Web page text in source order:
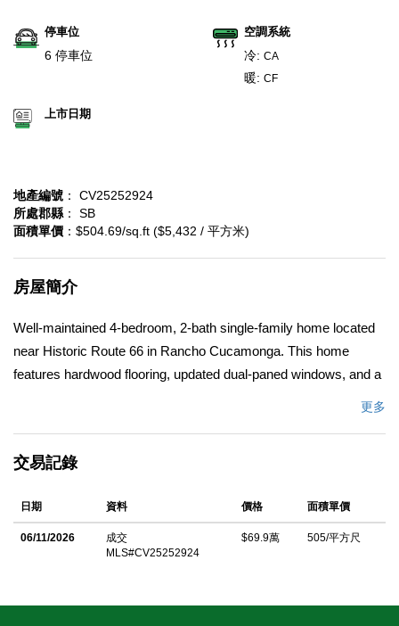
停車位
6 停車位
空調系統
冷: CA
暖: CF
上市日期
地產編號 ： CV25252924
所處郡縣 ： SB
面積單價 ：$504.69/sq.ft ($5,432 / 平方米)
房屋簡介
Well-maintained 4-bedroom, 2-bath single-family home located
near Historic Route 66 in Rancho Cucamonga. This home
features hardwood flooring, updated dual-paned windows, and a
2-car attached garage provides convenient parking and
and local amenities, this property offers a great combination of
comfort and location in a desirable Rancho Cucamonga
更多
交易記錄
日期 資料 價格 面積單價
06/11/2026
成交
MLS#CV25252924
$69.9萬 505/平方尺